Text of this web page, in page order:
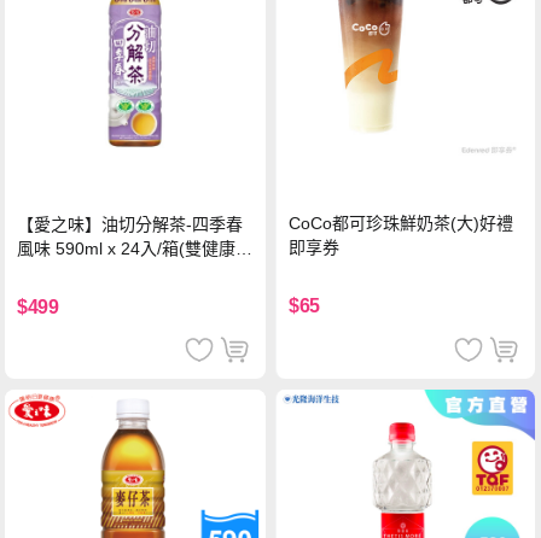
【愛之味】油切分解茶-四季春
風味 590ml x 24入/箱(雙健康認
$499
CoCo都可珍珠鮮奶茶(大)好禮
即享券
$65